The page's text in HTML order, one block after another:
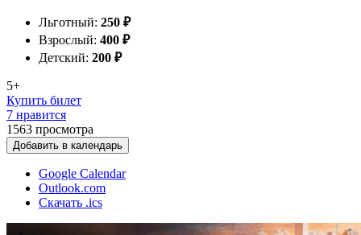
Льготный: 250 ₽
Взрослый: 400 ₽
Детский: 200 ₽
5+
Купить билет
7 нравится
1563 просмотра
Добавить в календарь
Google Calendar
Outlook.com
Скачать .ics